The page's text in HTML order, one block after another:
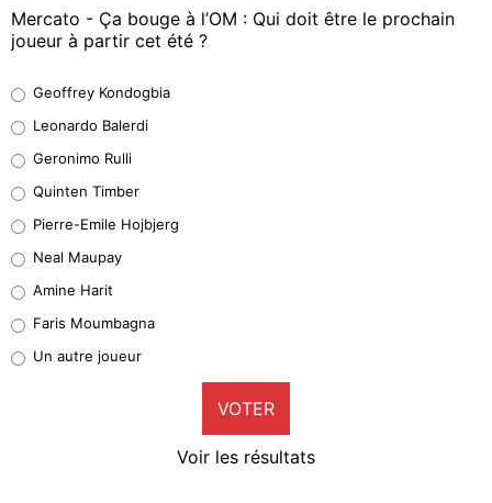
Mercato - Ça bouge à l’OM : Qui doit être le prochain
joueur à partir cet été ?
38%
32%
5%
1%
9%
Geoffrey Kondogbia
Leonardo Balerdi
Geronimo Rulli
Quinten Timber
Pierre-Emile Hojbjerg
Neal Maupay
Amine Harit
Faris Moumbagna
Un autre joueur
VOTER
Voir les résultats